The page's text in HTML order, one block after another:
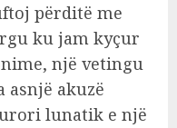
përditë me
ku jam kyçur
një vetingu
asnjë akuzë
lunatik e një